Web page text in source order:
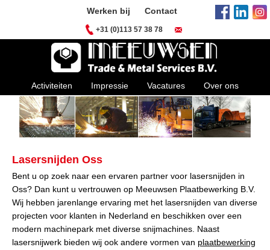
Werken bij Contact
+31 (0)113 57 38 78
Activiteiten Impressie Vacatures Over ons
Lasersnijden Oss
Bent u op zoek naar een ervaren partner voor lasersnijden in
Oss? Dan kunt u vertrouwen op Meeuwsen Plaatbewerking B.V.
Wij hebben jarenlange ervaring met het lasersnijden van diverse
projecten voor klanten in Nederland en beschikken over een
modern machinepark met diverse snijmachines. Naast
lasersnijwerk bieden wij ook andere vormen van plaatbewerking